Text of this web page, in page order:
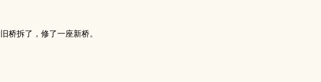
桥拆了，修了一座新桥。